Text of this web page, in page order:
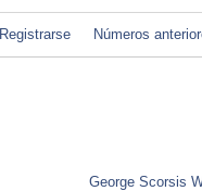
Registrarse Números
George Scorsis